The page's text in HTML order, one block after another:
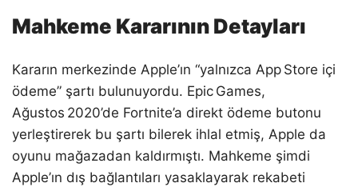
Mahkeme Kararının Detayları
Kararın merkezinde Apple’ın “yalnızca App Store içi
ödeme” şartı bulunuyordu. Epic Games,
Ağustos 2020’de Fortnite’a direkt ödeme butonu
yerleştirerek bu şartı bilerek ihlal etmiş, Apple da
oyunu mağazadan kaldırmıştı. Mahkeme şimdi
Apple’ın dış bağlantıları yasaklayarak rekabeti